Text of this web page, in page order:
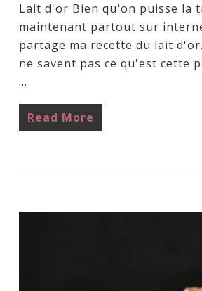
Lait d'or Bien qu'on puisse la
maintenant partout sur
partage ma recette du lait
ne savent pas ce qu'est cette
…
Read More